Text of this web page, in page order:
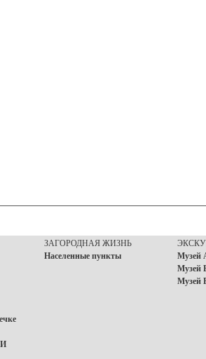
ЗАГОРОДНАЯ ЖИЗНЬ
Населенные пункты
Музей
Музей
Музей